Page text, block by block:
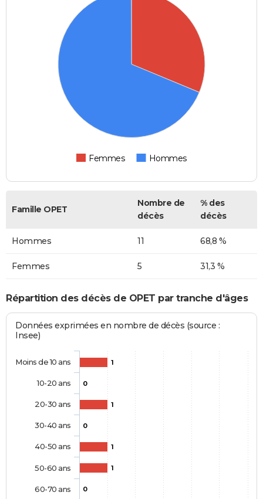
Femmes Hommes
Famille OPET
Nombre de
décès
% des
décès
Hommes 11 68,8 %
Femmes 5 31,3 %
Répartition des décès de OPET par tranche d'âges
Données exprimées en nombre de décès (source :
Insee)
1
0
1
0
1
1
0
Moins de 10 ans
10-20 ans
20-30 ans
30-40 ans
40-50 ans
50-60 ans
60-70 ans